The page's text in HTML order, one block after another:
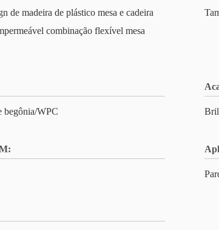
de madeira de plástico mesa e cadeira
combinação flexível mesa
begônia/WPC